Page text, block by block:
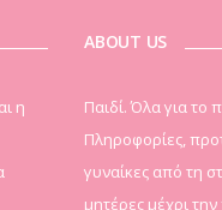
η
ABOUT US
Παιδί. Όλα για το
Πληροφορίες,
γυναίκες από τη
μητέρες μέχρι